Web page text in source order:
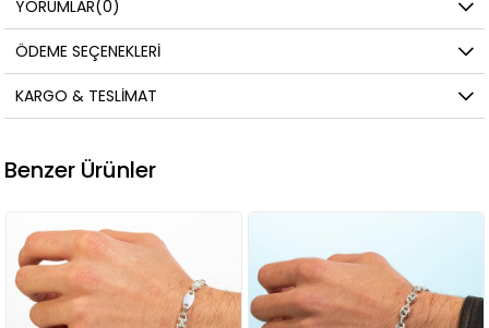
YORUMLAR(0)
ÖDEME SEÇENEKLERI
KARGO & TESLIMAT
Benzer Ürünler